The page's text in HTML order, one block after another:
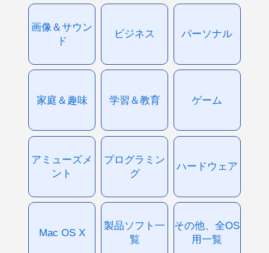
画像＆サウン
ド
ビジネス パーソナル
家庭＆趣味 学習＆教育 ゲーム
アミューズメ
ント
プログラミン
グ
ハードウェア
Mac OS X
製品ソフト一
覧
その他、全OS
用一覧